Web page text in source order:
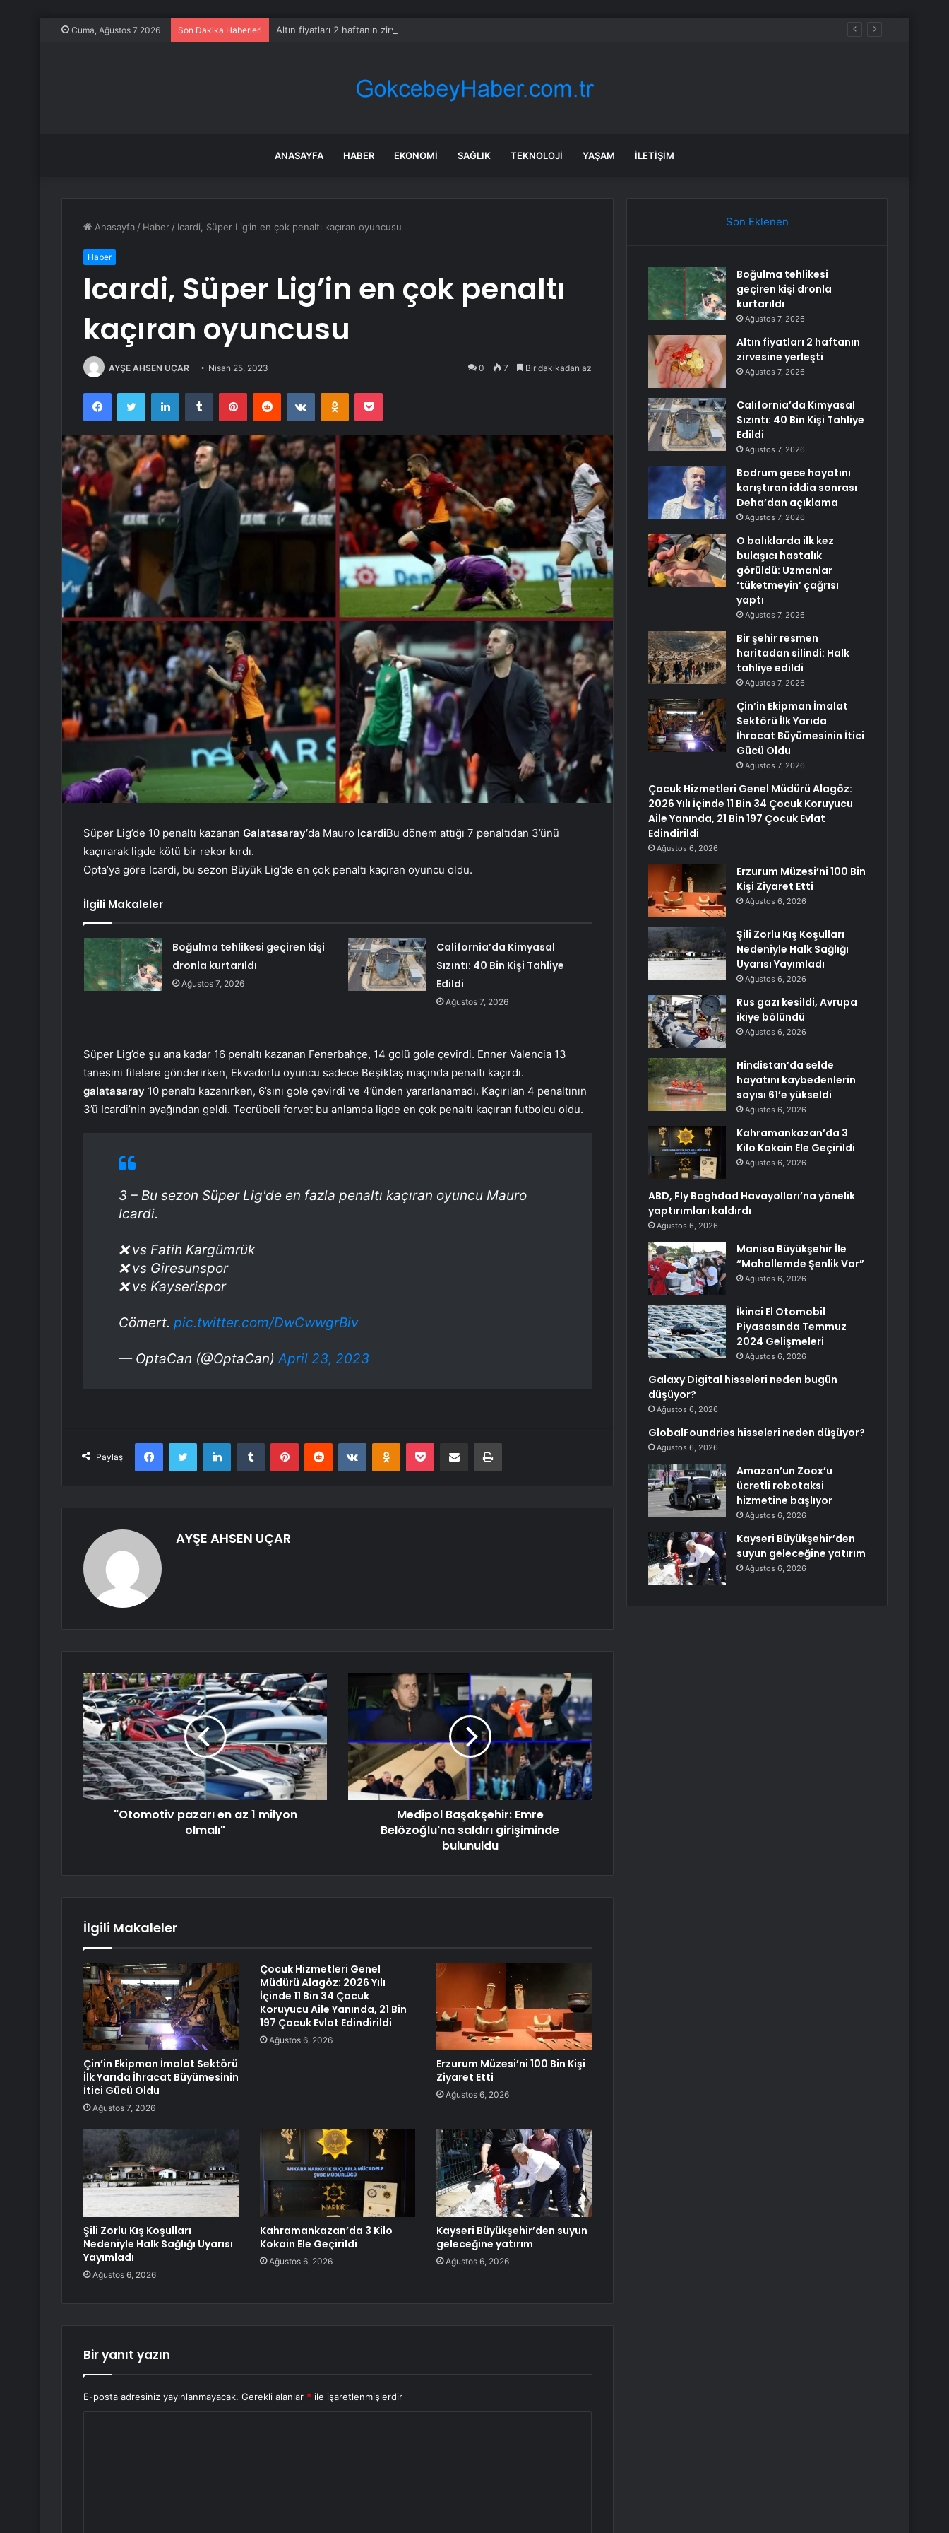
Cuma, Ağustos 7 2026 Son Dakika Haberleri Altın fiyatları 2 haftanın zirvesine yerleşti
ANASAYFA HABER EKONOMI SAĞLIK TEKNOLOJI YAŞAM İLETIŞIM
Anasayfa / Haber / Icardi, Süper Lig’in en çok penaltı kaçıran oyuncusu
Haber
Icardi, Süper Lig’in en çok penaltı
kaçıran oyuncusu
AYŞE AHSEN UÇAR Nisan 25, 2023 0 7 Bir dakikadan az
FacebookTwitter LinkedInTumblr PinterestReddit VKontakteOdnoklassniki
Pocket
Süper Lig’de 10 penaltı kazanan Galatasaray’da Mauro IcardiBu dönem attığı 7 penaltıdan 3’ünü
kaçırarak ligde kötü bir rekor kırdı.
Opta’ya göre Icardi, bu sezon Büyük Lig’de en çok penaltı kaçıran oyuncu oldu.
İlgili Makaleler
Boğulma tehlikesi geçiren kişi
dronla kurtarıldı
Ağustos 7, 2026
California’da Kimyasal
Sızıntı: 40 Bin Kişi Tahliye
Edildi
Ağustos 7, 2026
Süper Lig’de şu ana kadar 16 penaltı kazanan Fenerbahçe, 14 golü gole çevirdi. Enner Valencia 13
tanesini filelere gönderirken, Ekvadorlu oyuncu sadece Beşiktaş maçında penaltı kaçırdı.
galatasaray 10 penaltı kazanırken, 6’sını gole çevirdi ve 4’ünden yararlanamadı. Kaçırılan 4 penaltının
3’ü Icardi’nin ayağından geldi. Tecrübeli forvet bu anlamda ligde en çok penaltı kaçıran futbolcu oldu.
3 – Bu sezon Süper Lig'de en fazla penaltı kaçıran oyuncu Mauro
Icardi.
❌ vs Fatih Kargümrük
❌ vs Giresunspor
❌ vs Kayserispor
Cömert. pic.twitter.com/DwCwwgrBiv
— OptaCan (@OptaCan)April 23, 2023
Paylaş
FacebookTwitter LinkedInTumblr PinterestReddit VKontakteOdnoklassniki
Pocket E-Posta ile paylaş Yazdır
AYŞE AHSEN UÇAR
"Otomotiv pazarı en az 1 milyon
olmalı"
Medipol Başakşehir: Emre
Belözoğlu'na saldırı girişiminde
bulunuldu
İlgili Makaleler
Çin’in Ekipman İmalat Sektörü
İlk Yarıda İhracat Büyümesinin
İtici Gücü Oldu
Ağustos 7, 2026
Çocuk Hizmetleri Genel
Müdürü Alagöz: 2026 Yılı
İçinde 11 Bin 34 Çocuk
Koruyucu Aile Yanında, 21 Bin
197 Çocuk Evlat Edindirildi
Ağustos 6, 2026
Erzurum Müzesi’ni 100 Bin Kişi
Ziyaret Etti
Ağustos 6, 2026
Şili Zorlu Kış Koşulları
Nedeniyle Halk Sağlığı Uyarısı
Yayımladı
Ağustos 6, 2026
Kahramankazan’da 3 Kilo
Kokain Ele Geçirildi
Ağustos 6, 2026
Kayseri Büyükşehir’den suyun
geleceğine yatırım
Ağustos 6, 2026
Bir yanıt yazın
E-posta adresiniz yayınlanmayacak. Gerekli alanlar * ile işaretlenmişlerdir
Son Eklenen
Boğulma tehlikesi
geçiren kişi dronla
kurtarıldı
Ağustos 7, 2026
Altın fiyatları 2 haftanın
zirvesine yerleşti
Ağustos 7, 2026
California’da Kimyasal
Sızıntı: 40 Bin Kişi Tahliye
Edildi
Ağustos 7, 2026
Bodrum gece hayatını
karıştıran iddia sonrası
Deha’dan açıklama
Ağustos 7, 2026
O balıklarda ilk kez
bulaşıcı hastalık
görüldü: Uzmanlar
‘tüketmeyin’ çağrısı
yaptı
Ağustos 7, 2026
Bir şehir resmen
haritadan silindi: Halk
tahliye edildi
Ağustos 7, 2026
Çin’in Ekipman İmalat
Sektörü İlk Yarıda
İhracat Büyümesinin İtici
Gücü Oldu
Ağustos 7, 2026
Çocuk Hizmetleri Genel Müdürü Alagöz:
2026 Yılı İçinde 11 Bin 34 Çocuk Koruyucu
Aile Yanında, 21 Bin 197 Çocuk Evlat
Edindirildi
Ağustos 6, 2026
Erzurum Müzesi’ni 100 Bin
Kişi Ziyaret Etti
Ağustos 6, 2026
Şili Zorlu Kış Koşulları
Nedeniyle Halk Sağlığı
Uyarısı Yayımladı
Ağustos 6, 2026
Rus gazı kesildi, Avrupa
ikiye bölündü
Ağustos 6, 2026
Hindistan’da selde
hayatını kaybedenlerin
sayısı 61’e yükseldi
Ağustos 6, 2026
Kahramankazan’da 3
Kilo Kokain Ele Geçirildi
Ağustos 6, 2026
ABD, Fly Baghdad Havayolları’na yönelik
yaptırımları kaldırdı
Ağustos 6, 2026
Manisa Büyükşehir İle
“Mahallemde Şenlik Var”
Ağustos 6, 2026
İkinci El Otomobil
Piyasasında Temmuz
2024 Gelişmeleri
Ağustos 6, 2026
Galaxy Digital hisseleri neden bugün
düşüyor?
Ağustos 6, 2026
GlobalFoundries hisseleri neden düşüyor?
Ağustos 6, 2026
Amazon’un Zoox’u
ücretli robotaksi
hizmetine başlıyor
Ağustos 6, 2026
Kayseri Büyükşehir’den
suyun geleceğine yatırım
Ağustos 6, 2026